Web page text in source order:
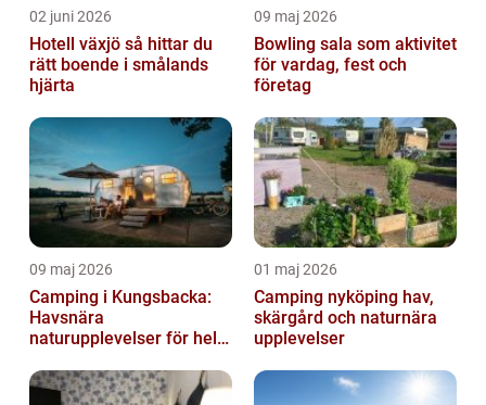
02 juni 2026
Hotell växjö så hittar du
rätt boende i smålands
hjärta
09 maj 2026
Bowling sala som aktivitet
för vardag, fest och
företag
09 maj 2026
Camping i Kungsbacka:
Havsnära
naturupplevelser för hela
01 maj 2026
Camping nyköping hav,
skärgård och naturnära
upplevelser